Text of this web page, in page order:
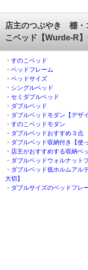
店主のつぶやき 棚・
こベッド【Wurde-R
・ すのこベッド
・ ベッドフレーム
・ ベッドサイズ
・ シングルベッド
・ セミダブルベッド
・ ダブルベッド
・ ダブルベッドモダン【デザ
・ すのこベッドモダン
・ ダブルベッドおすすめ３点
・ ダブルベッド収納付き【使
・ 店主がおすすめする収納ベ
・ ダブルベッドウォルナット
・ ダブルベッド低ホルムアル
大切】
・ ダブルサイズのベッドフレ